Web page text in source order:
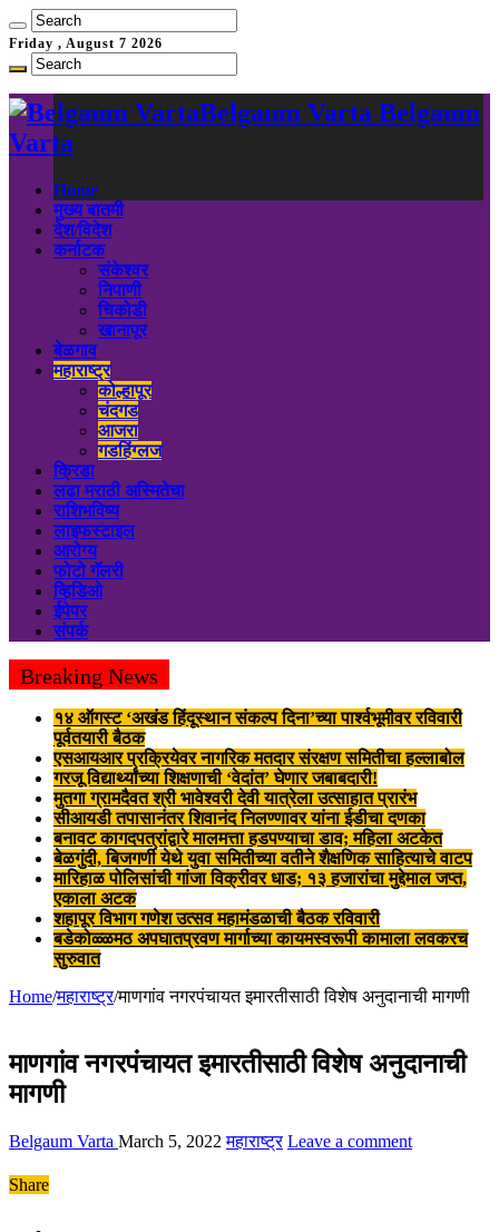
Friday , August 7 2026
Belgaum Varta Belgaum
Varta
Home
मुख्य बातमी
देश/विदेश
कर्नाटक
संकेश्वर
निपाणी
चिकोडी
खानापूर
बेळगाव
महाराष्ट्र
कोल्हापूर
चंदगड
आजरा
गडहिंग्लज
क्रिडा
लढा मराठी अस्मितेचा
राशिभविष्य
लाइफस्टाइल
आरोग्य
फोटो गॅलरी
व्हिडिओ
ईपेपर
संपर्क
Breaking News
१४ ऑगस्ट ‘अखंड हिंदूस्थान संकल्प दिना’च्या पार्श्वभूमीवर रविवारी
पूर्वतयारी बैठक
एसआयआर प्रक्रियेवर नागरिक मतदार संरक्षण समितीचा हल्लाबोल
गरजू विद्यार्थ्यांच्या शिक्षणाची ‘वेदांत’ घेणार जबाबदारी!
मुतगा ग्रामदैवत श्री भावेश्वरी देवी यात्रेला उत्साहात प्रारंभ
सीआयडी तपासानंतर शिवानंद निलण्णावर यांना ईडीचा दणका
बनावट कागदपत्रांद्वारे मालमत्ता हडपण्याचा डाव; महिला अटकेत
बेळगुंदी, बिजगर्णी येथे युवा समितीच्या वतीने शैक्षणिक साहित्याचे वाटप
मारिहाळ पोलिसांची गांजा विक्रीवर धाड; १३ हजारांचा मुद्देमाल जप्त,
एकाला अटक
शहापूर विभाग गणेश उत्सव महामंडळाची बैठक रविवारी
बडेकोळ्ळमठ अपघातप्रवण मार्गाच्या कायमस्वरूपी कामाला लवकरच
सुरुवात
Home/महाराष्ट्र/माणगांव नगरपंचायत इमारतीसाठी विशेष अनुदानाची मागणी
माणगांव नगरपंचायत इमारतीसाठी विशेष अनुदानाची
मागणी
Belgaum Varta March 5, 2022 महाराष्ट्र Leave a comment
Share